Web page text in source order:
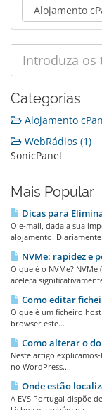
Categorias
Alojamento
WebRádios (1)
SonicPanel
Mais Popular
Dicas para
O e-mail, dada a sua
alojamento.
NVMe: rapidez e
O que é o NVMe?
acelera
Como editar
O que é um ficheiro
browser este...
Como alterar o
Neste artigo
no WordPress....
Onde estão
A EVS Portugal dispõe